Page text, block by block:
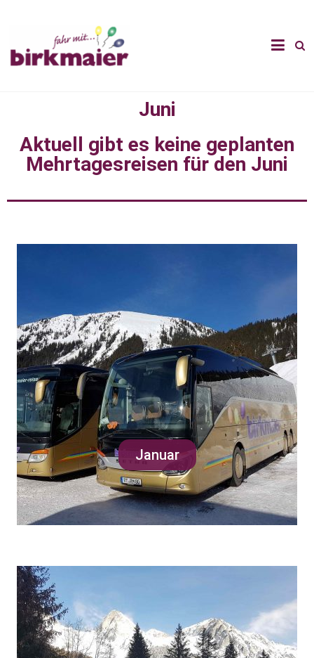
Juni
Aktuell gibt es keine geplanten
Mehrtagesreisen für den Juni
Januar